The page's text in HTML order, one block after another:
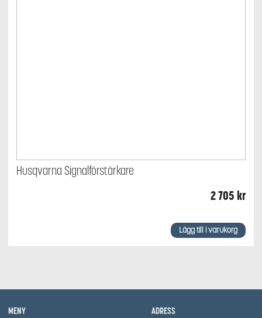
Husqvarna Signalförstärkare
2 705 kr
Lägg till i varukorg
MENY ADRESS